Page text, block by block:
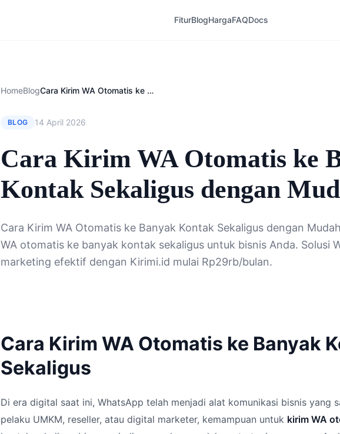
FiturBlogHargaFAQDocs
HomeBlog Cara Kirim WA Otomatis ke Banyak Kontak Sekaligus dengan Mudah
BLOG 14 April 2026
Cara Kirim WA Otomatis ke
Kontak Sekaligus dengan
Cara Kirim WA Otomatis ke Banyak Kontak Sekaligus dengan
WA otomatis ke banyak kontak sekaligus untuk bisnis Anda. Solusi
marketing efektif dengan Kirimi.id mulai Rp29rb/bulan.
Cara Kirim WA Otomatis ke Banyak
Sekaligus
Di era digital saat ini, WhatsApp telah menjadi alat komunikasi bisnis yang
pelaku UMKM, reseller, atau digital marketer, kemampuan untuk kirim WA